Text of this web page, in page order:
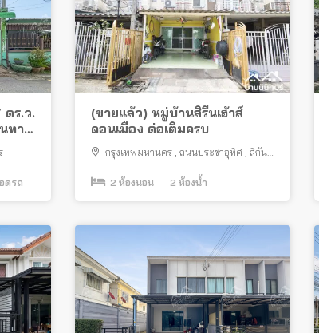
ตร.ว.
ทาง
ดรถ
(ขายแล้ว) หมู่บ้านสิรีนเฮ้าส์
ดอนเมือง ต่อเติมครบ
กรุงเทพมหานคร , ถนนประชาอุทิศ , สีกัน ,
ดอนเมือง
2 ห้องนอน 2 ห้องน้ำ